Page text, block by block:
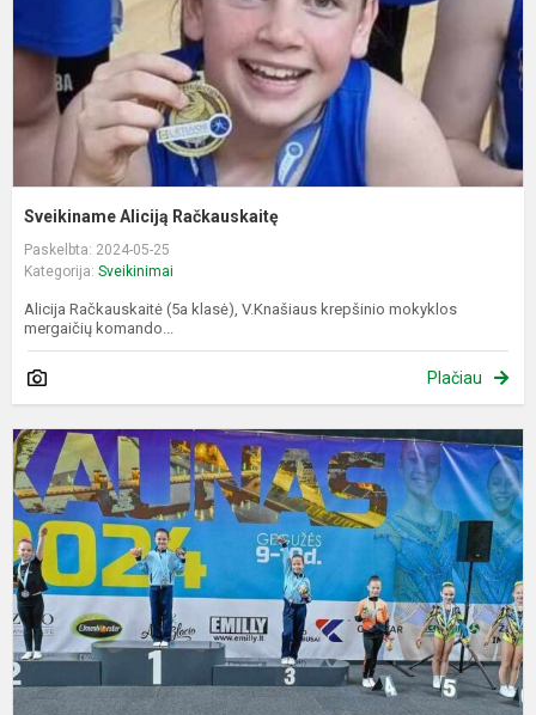
Sveikiname Aliciją Račkauskaitę
Paskelbta: 2024-05-25
Kategorija: Sveikinimai
Alicija Račkauskaitė (5a klasė), V.Knašiaus krepšinio mokyklos
mergaičių komando...
Plačiau